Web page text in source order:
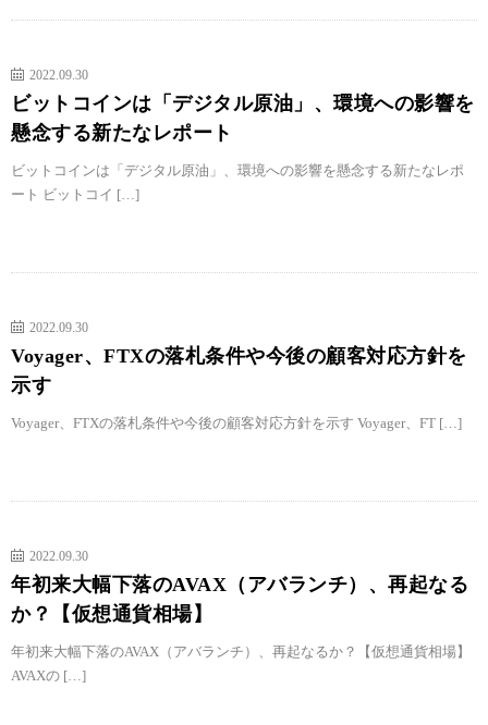
2022.09.30
ビットコインは「デジタル原油」、環境への影響を
懸念する新たなレポート
ビットコインは「デジタル原油」、環境への影響を懸念する新たなレポ
ート ビットコイ […]
2022.09.30
Voyager、FTXの落札条件や今後の顧客対応方針を
示す
Voyager、FTXの落札条件や今後の顧客対応方針を示す Voyager、FT […]
2022.09.30
年初来大幅下落のAVAX（アバランチ）、再起なる
か？【仮想通貨相場】
年初来大幅下落のAVAX（アバランチ）、再起なるか？【仮想通貨相場】
AVAXの […]